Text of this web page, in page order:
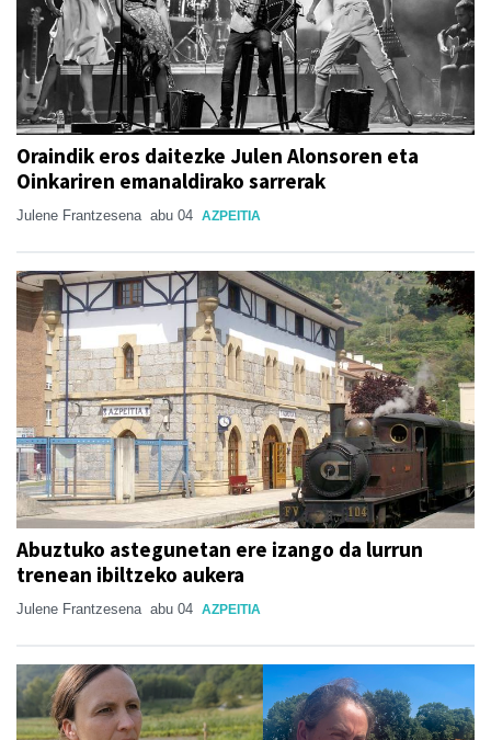
Oraindik eros daitezke Julen Alonsoren eta
Oinkariren emanaldirako sarrerak
Julene Frantzesena abu 04 AZPEITIA
Abuztuko astegunetan ere izango da lurrun
trenean ibiltzeko aukera
Julene Frantzesena abu 04 AZPEITIA